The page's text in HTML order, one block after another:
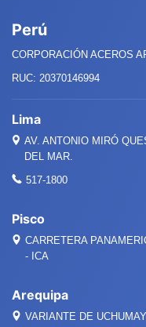
Perú
CORPORACIÓN ACEROS
RUC: 20370146994
Lima
AV. ANTONIO MIRÓ
DEL MAR.
517-1800
Pisco
CARRETERA
- ICA
Arequipa
VARIANTE DE